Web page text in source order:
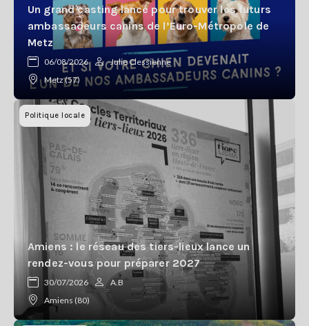
Un grand casting lancé pour trouver les futurs
ambassadeurs canins de l’Euro-Métropole de
Metz
06/08/2026
Julie Clessienne
Metz (57)
Politique locale
Amiens : le réseau des tiers-lieux lance un
rendez-vous pour préparer 2027
30/07/2026
A.B
Amiens (80)